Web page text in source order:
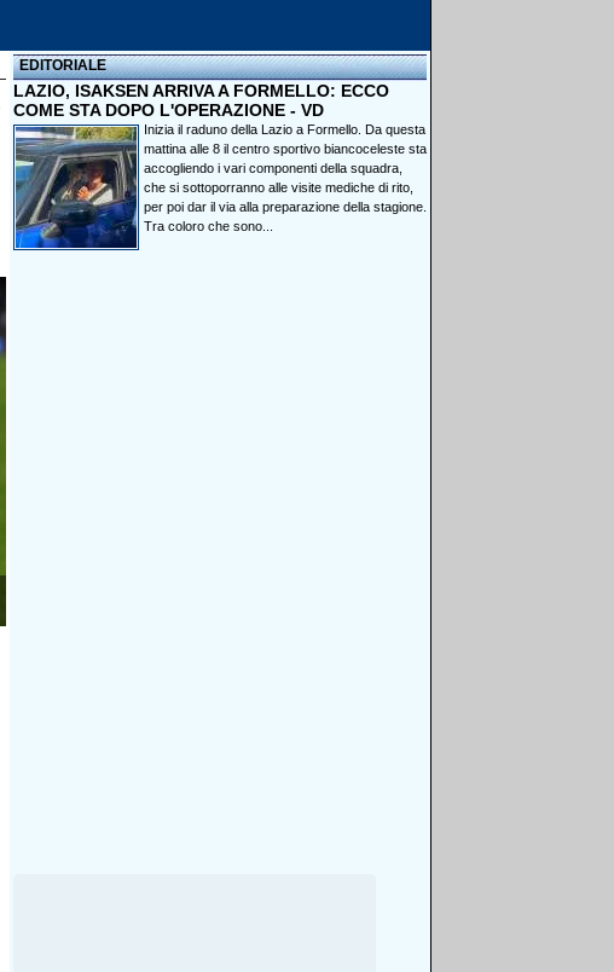
EDITORIALE
LAZIO, ISAKSEN ARRIVA A FORMELLO: ECCO
COME STA DOPO L'OPERAZIONE - VD
Inizia il raduno della Lazio a Formello. Da questa
mattina alle 8 il centro sportivo biancoceleste sta
accogliendo i vari componenti della squadra,
che si sottoporranno alle visite mediche di rito,
per poi dar il via alla preparazione della stagione.
Tra coloro che sono...